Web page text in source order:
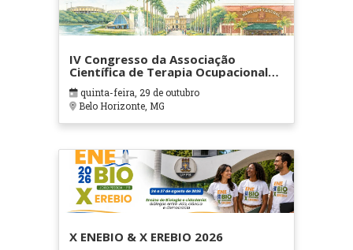
IV Congresso da Associação
Científica de Terapia Ocupacional
em Contextos Hospitalares e
Cuidados Paliativos - ATOHOSP
quinta-feira, 29 de outubro
Belo Horizonte, MG
X ENEBIO & X EREBIO 2026